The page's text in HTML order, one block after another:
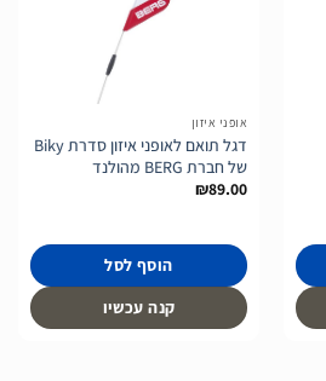
אופני איזון
דגל תואם לאופני איזון סדרת Biky
של חברת BERG מהולנד
₪89.00
הוסף לסל
קנה עכשיו